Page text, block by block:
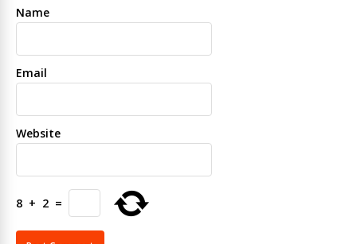
Name
Email
Website
8 + 2 =